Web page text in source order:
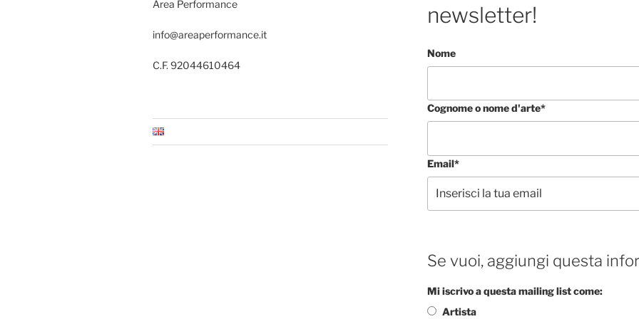
Area Performance
info@areaperformance.it
C.F. 92044610464
newsletter!
Nome
Cognome o nome d'arte*
Email*
Se vuoi, aggiungi questa
Mi iscrivo a questa mailing list come:
Artista